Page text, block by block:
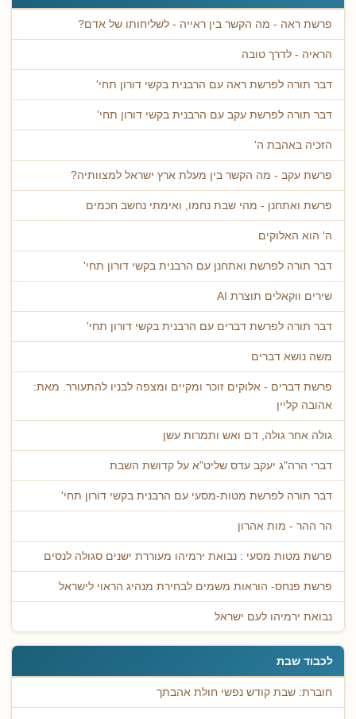
פרשת ראה - מה הקשר בין ראייה - לשליחותו של אדם?
הראיה - לדרך טובה
דבר תורה לפרשת ראה עם הרבנית בקשי דורון תחי'
דבר תורה לפרשת עקב עם הרבנית בקשי דורון תחי'
הזכיה באהבת ה'
פרשת עקב - מה הקשר בין מעלת ארץ ישראל למצוותיה?
פרשת ואתחנן - מהי שבת נחמו, ואימתי נחשב חכמים
ה' הוא האלוקים
דבר תורה לפרשת ואתחנן עם הרבנית בקשי דורון תחי'
שירים ווקאלים תוצרת AI
דבר תורה לפרשת דברים עם הרבנית בקשי דורון תחי'
משה נושא דברים
פרשת דברים - אלוקים זוכר ומקיים ומצפה לבניו להתעורר. מאת:
אהובה קליין
גולה אחר גולה, דם ואש ותמרות עשן
דברי הרה"ג יעקב עדס שליט"א על קדושת השבת
דבר תורה לפרשת מטות-מסעי עם הרבנית בקשי דורון תחי'
הר ההר - מות אהרון
פרשת מטות מסעי : נבואת ירמיהו מעוררת ישנים סגולה לנסים
פרשת פנחס- הוראות משמים לבחירת מנהיג הראוי לישראל
נבואת ירמיהו לעם ישראל
לכבוד שבת
חוברת: שבת קודש נפשי חולת אהבתך